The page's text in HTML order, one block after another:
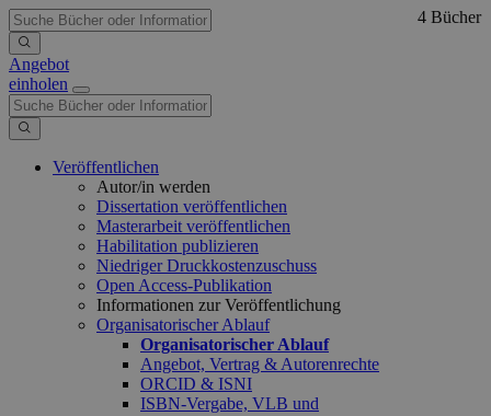
Angebot
einholen
Veröffentlichen
Autor/in werden
Dissertation veröffentlichen
Masterarbeit veröffentlichen
Habilitation publizieren
Niedriger Druckkostenzuschuss
Open Access-Publikation
Informationen zur Veröffentlichung
Organisatorischer Ablauf
Organisatorischer Ablauf
Angebot, Vertrag & Autorenrechte
ORCID & ISNI
ISBN-Vergabe, VLB und
4 Bücher